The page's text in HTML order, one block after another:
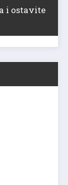
i ostavite